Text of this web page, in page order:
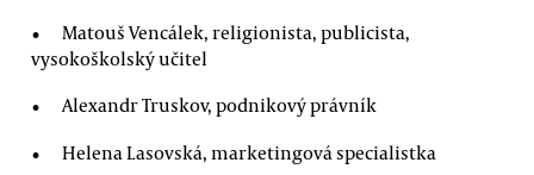
Matouš Vencálek, religionista, publicista,
vysokoškolský učitel
Alexandr Truskov, podnikový právník
Helena Lasovská, marketingová specialistka